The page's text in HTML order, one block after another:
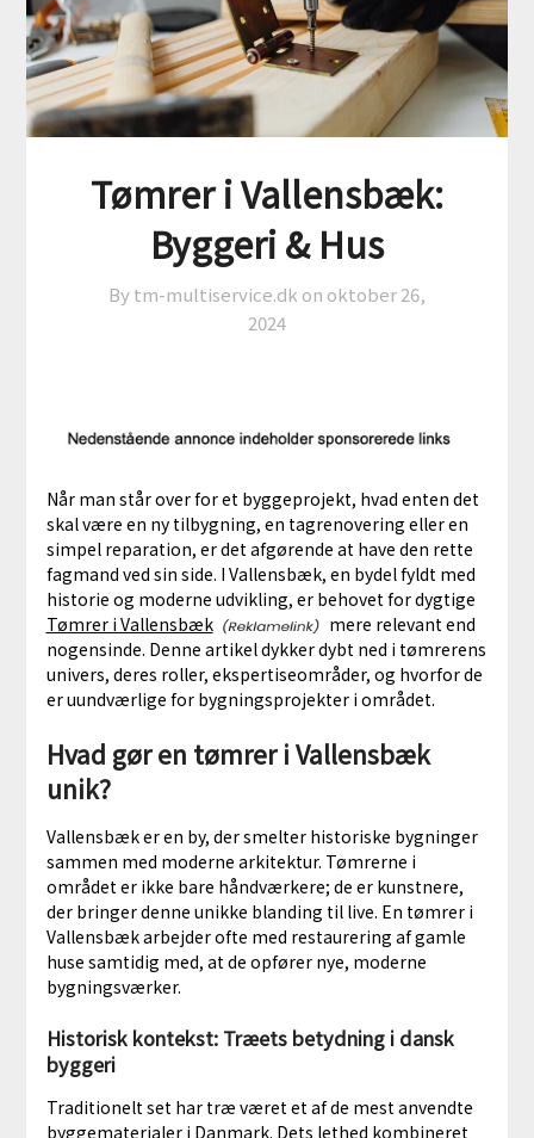
Tømrer i Vallensbæk:
Byggeri & Hus
By tm-multiservice.dk on oktober 26,
2024
Når man står over for et byggeprojekt, hvad enten det
skal være en ny tilbygning, en tagrenovering eller en
simpel reparation, er det afgørende at have den rette
fagmand ved sin side. I Vallensbæk, en bydel fyldt med
historie og moderne udvikling, er behovet for dygtige
Tømrer i Vallensbæk
mere relevant end
nogensinde. Denne artikel dykker dybt ned i tømrerens
univers, deres roller, ekspertiseområder, og hvorfor de
er uundværlige for bygningsprojekter i området.
Hvad gør en tømrer i Vallensbæk
unik?
Vallensbæk er en by, der smelter historiske bygninger
sammen med moderne arkitektur. Tømrerne i
området er ikke bare håndværkere; de er kunstnere,
der bringer denne unikke blanding til live. En tømrer i
Vallensbæk arbejder ofte med restaurering af gamle
huse samtidig med, at de opfører nye, moderne
bygningsværker.
Historisk kontekst: Træets betydning i dansk
byggeri
Traditionelt set har træ været et af de mest anvendte
byggematerialer i Danmark. Dets lethed kombineret